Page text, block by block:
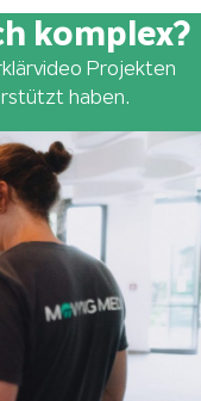
komplex?
Projekten
haben.